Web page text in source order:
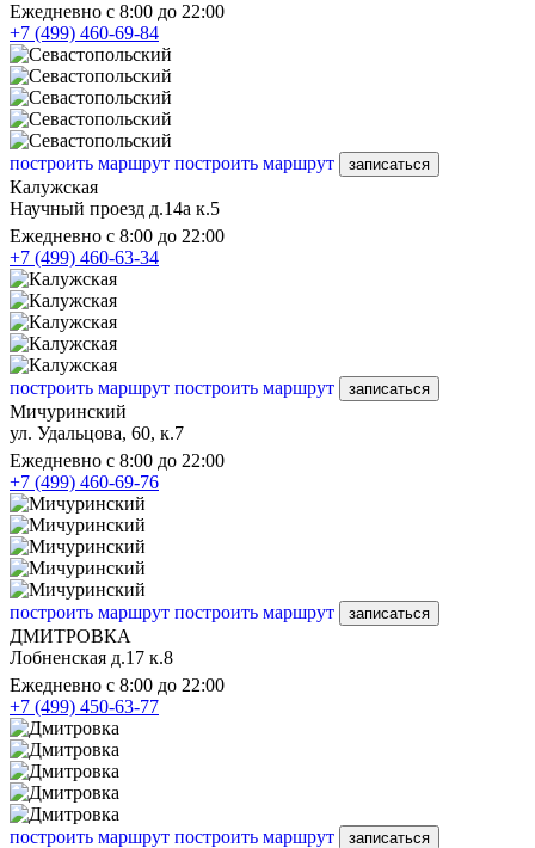
Ежедневно с 8:00 до 22:00
+7 (499) 460-69-84
построить маршрут построить маршрут записаться
Калужская
Научный проезд д.14а к.5
Ежедневно с 8:00 до 22:00
+7 (499) 460-63-34
построить маршрут построить маршрут записаться
Мичуринский
ул. Удальцова, 60, к.7
Ежедневно с 8:00 до 22:00
+7 (499) 460-69-76
построить маршрут построить маршрут записаться
ДМИТРОВКА
Лобненская д.17 к.8
Ежедневно с 8:00 до 22:00
+7 (499) 450-63-77
построить маршрут построить маршрут записаться